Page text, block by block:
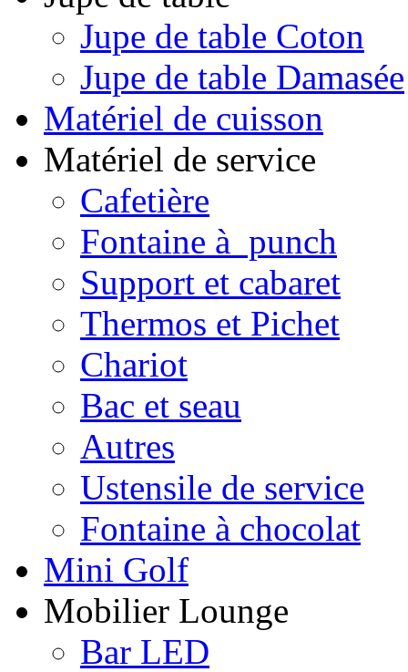
Jupe de table Coton
Jupe de table Damasée
Matériel de cuisson
Matériel de service
Cafetière
Fontaine à punch
Support et cabaret
Thermos et Pichet
Chariot
Bac et seau
Autres
Ustensile de service
Fontaine à chocolat
Mini Golf
Mobilier Lounge
Bar LED